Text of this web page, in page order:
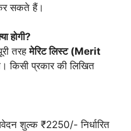
सकते हैं।
होगी?
तरहमेरिट लिस्ट (Merit
किसी प्रकार की लिखित
शुल्क ₹2250/- निर्धारित